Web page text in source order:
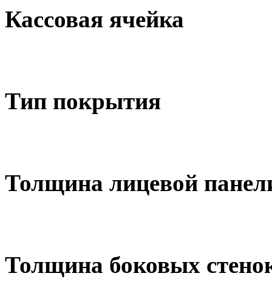
Кассовая ячейка
Тип покрытия
Толщина лицевой
Толщина боковых